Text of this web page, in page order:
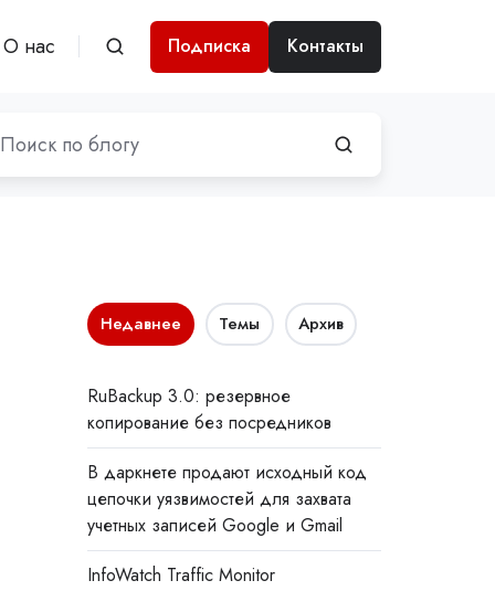
О нас Подписка Контакты
Недавнее Темы Архив
RuBackup 3.0: резервное
копирование без посредников
В даркнете продают исходный код
цепочки уязвимостей для захвата
учетных записей Google и Gmail
InfoWatch Traffic Monitor